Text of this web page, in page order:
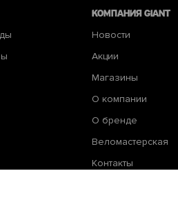
КОМПАНИЯ giant
Новости
Акции
Магазины
О компании
О бренде
Веломастерская
Контакты